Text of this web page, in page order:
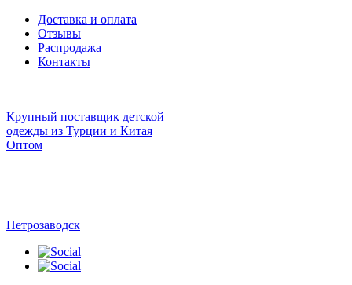
Доставка и оплата
Отзывы
Распродажа
Контакты
Крупный поставщик детской
одежды из Турции и Китая
Оптом
Петрозаводск